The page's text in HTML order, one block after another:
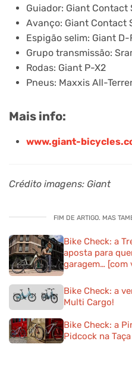
Guiador: Giant Contact
Avanço: Giant Contact
Espigão selim: Giant D-
Grupo transmissão:
Rodas: Giant P-X2
Pneus: Maxxis All-
Mais info:
www.giant-
Crédito imagens: Giant
FIM DE ARTIGO. MAS
Bike Check: a
aposta para
garagem… [com
Bike Check: a
Multi Cargo!
Bike Check: a
Pidcock na